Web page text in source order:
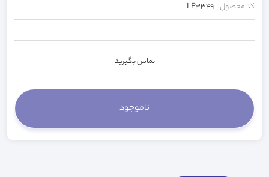
کد محصول LF3349
تماس بگیرید